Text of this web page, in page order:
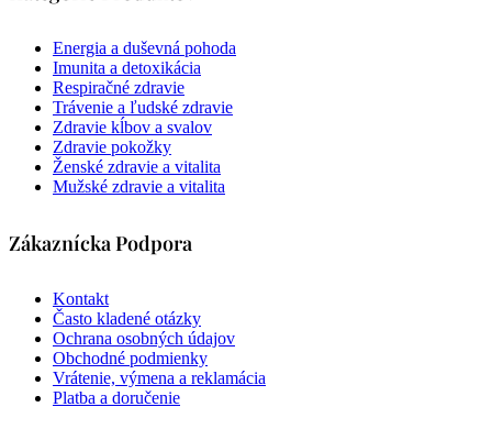
Energia a duševná pohoda
Imunita a detoxikácia
Respiračné zdravie
Trávenie a ľudské zdravie
Zdravie kĺbov a svalov
Zdravie pokožky
Ženské zdravie a vitalita
Mužské zdravie a vitalita
Zákaznícka Podpora
Kontakt
Často kladené otázky
Ochrana osobných údajov
Obchodné podmienky
Vrátenie, výmena a reklamácia
Platba a doručenie